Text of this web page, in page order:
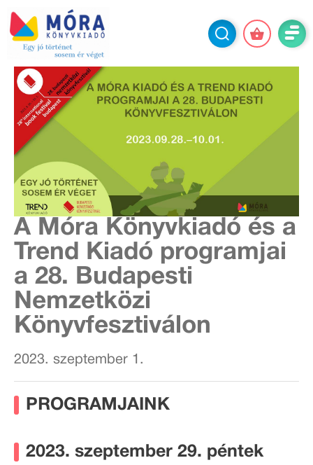
A Móra Könyvkiadó és a
Trend Kiadó programjai
a 28. Budapesti
Nemzetközi
Könyvfesztiválon
2023. szeptember 1.
PROGRAMJAINK
2023. szeptember 29. péntek